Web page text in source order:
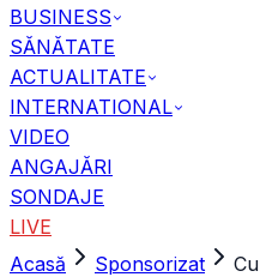
BUSINESS
SĂNĂTATE
ACTUALITATE
INTERNATIONAL
VIDEO
ANGAJĂRI
SONDAJE
LIVE
Acasă
Sponsorizat